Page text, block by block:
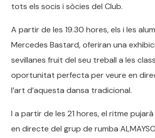
tots els socis i sòcies del Club.
A partir de les 19.30 hores, els i les
Mercedes Bastard, oferiran una
sevillanes fruit del seu treball a les
oportunitat perfecta per veure en
l’art d’aquesta dansa tradicional.
I a partir de les 21 hores, el ritme
en directe del grup de rumba